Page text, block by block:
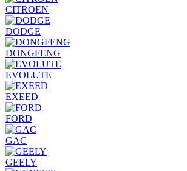
CITROEN
DODGE
DONGFENG
EVOLUTE
EXEED
FORD
GAC
GEELY